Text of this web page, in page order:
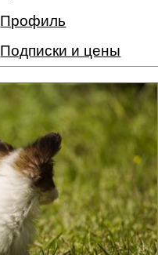
Профиль
Подписки и цены